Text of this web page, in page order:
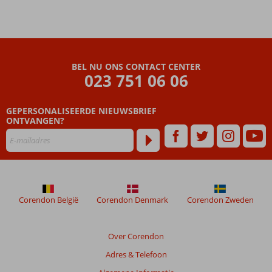
BEL NU ONS CONTACT CENTER
023 751 06 06
GEPERSONALISEERDE NIEUWSBRIEF
ONTVANGEN?
Over Corendon
Adres & Telefoon
Corendon België Corendon Denmark Corendon Zweden